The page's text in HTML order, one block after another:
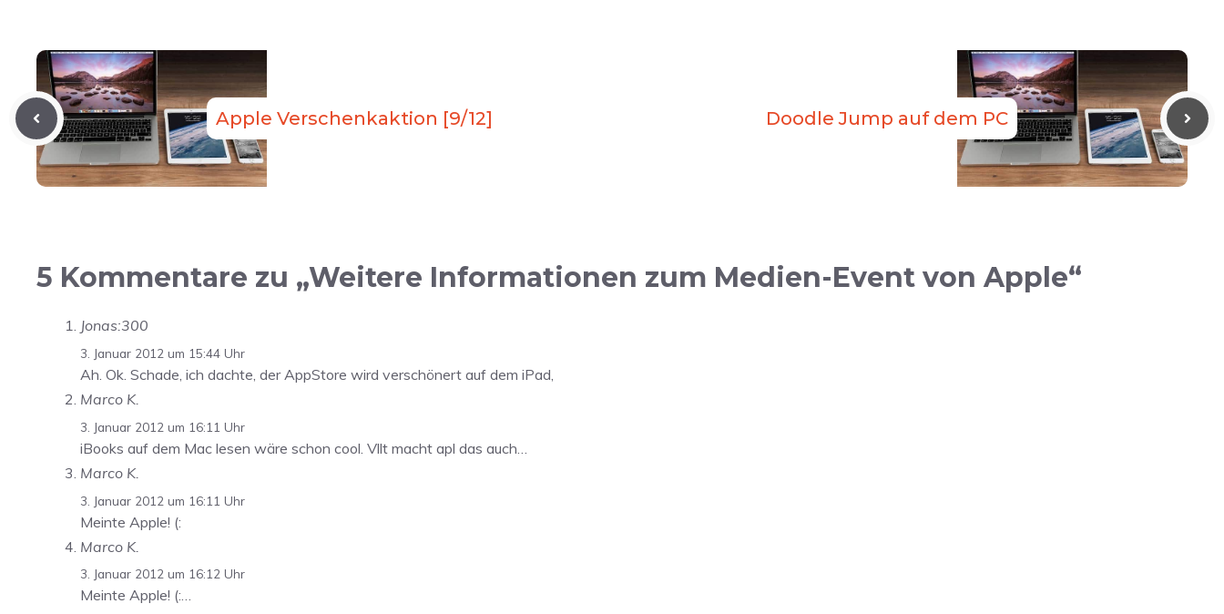
Apple Verschenkaktion [9/12] Doodle Jump auf dem PC
5 Kommentare zu „Weitere Informationen zum Medien-Event von Apple“
Jonas:300
3. Januar 2012 um 15:44 Uhr
Ah. Ok. Schade, ich dachte, der AppStore wird verschönert auf dem iPad,
Marco K.
3. Januar 2012 um 16:11 Uhr
iBooks auf dem Mac lesen wäre schon cool. Vllt macht apl das auch…
Marco K.
3. Januar 2012 um 16:11 Uhr
Meinte Apple! (:
Marco K.
3. Januar 2012 um 16:12 Uhr
Meinte Apple! (:…